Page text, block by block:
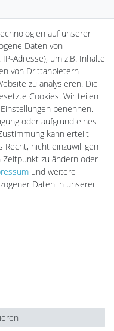
auf unserer
Daten von
Adresse), um z.B. Inhalte
von Drittanbietern
zu analysieren. Die
Cookies. Wir teilen
benennen.
oder aufgrund eines
kann erteilt
nicht einzuwilligen
Zeitpunkt zu ändern oder
und weitere
Daten in unserer